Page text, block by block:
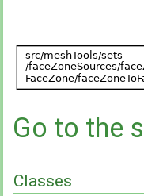
Go to the
Classes